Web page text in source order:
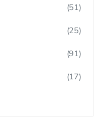
(51)
(25)
(91)
(17)